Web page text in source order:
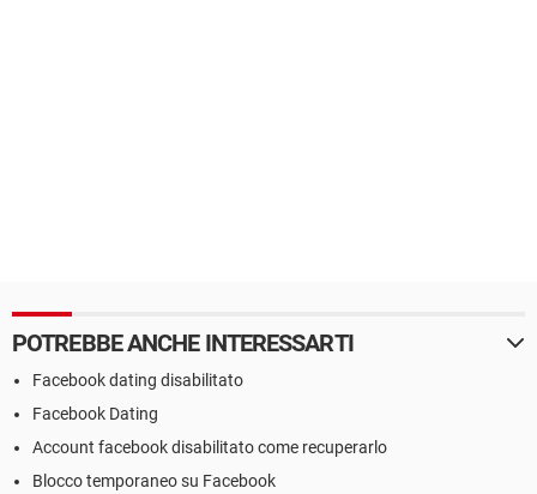
POTREBBE ANCHE INTERESSARTI
Facebook dating disabilitato
Facebook Dating
Account facebook disabilitato come recuperarlo
Blocco temporaneo su Facebook